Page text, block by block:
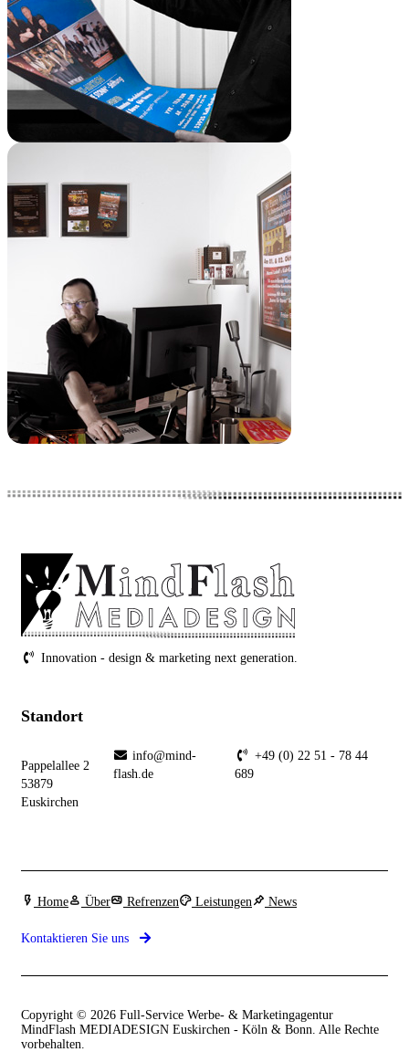
Innovation - design & marketing next generation.
Standort
Pappelallee 2
53879
Euskirchen
info@mind-
flash.de
+49 (0) 22 51 - 78 44
689
Home Über Refrenzen Leistungen News
Kontaktieren Sie uns
Copyright © 2026 Full-Service Werbe- & Marketingagentur
MindFlash MEDIADESIGN Euskirchen - Köln & Bonn. Alle Rechte
vorbehalten.